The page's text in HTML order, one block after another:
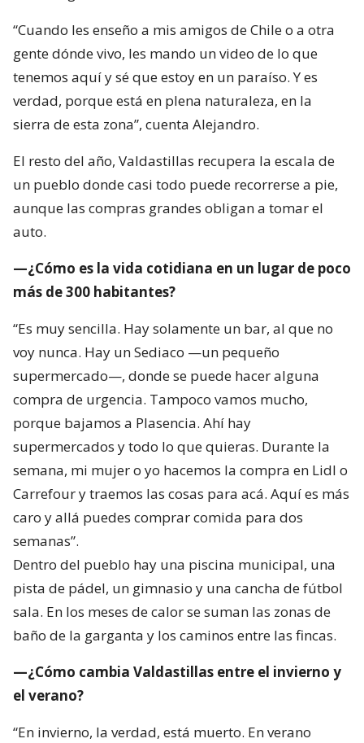
“Cuando les enseño a mis amigos de Chile o a otra
gente dónde vivo, les mando un video de lo que
tenemos aquí y sé que estoy en un paraíso. Y es
verdad, porque está en plena naturaleza, en la
sierra de esta zona”, cuenta Alejandro.
El resto del año, Valdastillas recupera la escala de
un pueblo donde casi todo puede recorrerse a pie,
aunque las compras grandes obligan a tomar el
auto.
—¿Cómo es la vida cotidiana en un lugar de poco
más de 300 habitantes?
“Es muy sencilla. Hay solamente un bar, al que no
voy nunca. Hay un Sediaco —un pequeño
supermercado—, donde se puede hacer alguna
compra de urgencia. Tampoco vamos mucho,
porque bajamos a Plasencia. Ahí hay
supermercados y todo lo que quieras. Durante la
semana, mi mujer o yo hacemos la compra en Lidl o
Carrefour y traemos las cosas para acá. Aquí es más
caro y allá puedes comprar comida para dos
semanas”.
Dentro del pueblo hay una piscina municipal, una
pista de pádel, un gimnasio y una cancha de fútbol
sala. En los meses de calor se suman las zonas de
baño de la garganta y los caminos entre las fincas.
—¿Cómo cambia Valdastillas entre el invierno y
el verano?
“En invierno, la verdad, está muerto. En verano